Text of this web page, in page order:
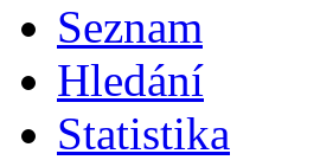
Seznam
Hledání
Statistika